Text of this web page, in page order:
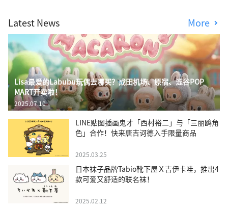
Latest News More
Lisa最爱的Labubu玩偶去哪买？成田机场、原宿、涩谷POP
MART开卖啦！
2025.07.10
LINE贴图插画鬼才「西村裕二」与「三丽鸥角
色」合作！快来唐吉诃德入手限量商品
2025.03.25
日本袜子品牌Tabio靴下屋Ｘ吉伊卡哇，推出4
款可爱又舒适的联名袜！
2025.02.12